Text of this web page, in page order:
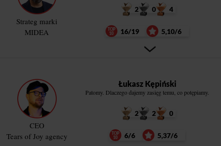
Strateg marki
MIDEA
2 0 4
16/19 5,10/6
CEO
Tears of Joy agency
Łukasz Kępiński
Patomy. Dlaczego dajemy zasięg temu, co potępiamy.
2 2 0
6/6 5,37/6